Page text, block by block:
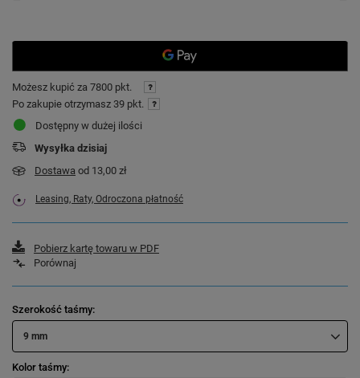
Możesz kupić za 7800 pkt.
Po zakupie otrzymasz 39 pkt.
Dostępny w dużej ilości
Wysyłka dzisiaj
Dostawa od 13,00 zł
Leasing, Raty, Odroczona płatność
Pobierz kartę towaru w PDF
Porównaj
Szerokość taśmy
9 mm
Kolor taśmy